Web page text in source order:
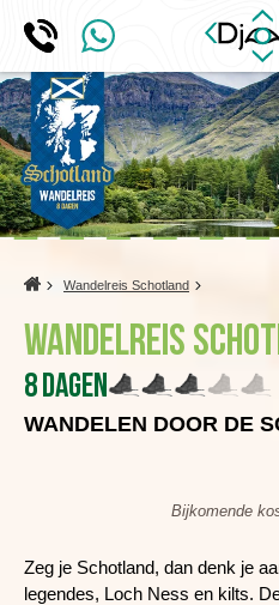
Home Wandelreis Schotland
Wandelreis
8 dagen
WANDELEN DOOR DE
Bijkomende
Zeg je Schotland, dan denk je
legendes, Loch Ness en kilts.